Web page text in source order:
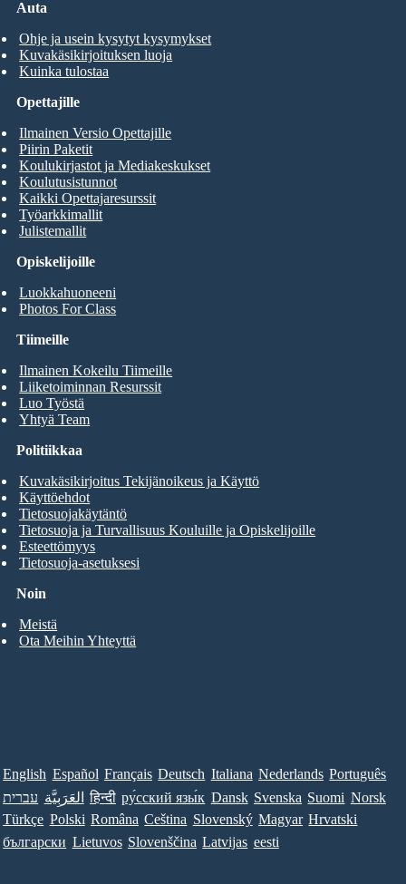
Auta
Ohje ja usein kysytyt kysymykset
Kuvakäsikirjoituksen luoja
Kuinka tulostaa
Opiskelijoille
Luokkahuoneeni
Photos For Class
Opettajille
Ilmainen Versio Opettajille
Piirin Paketit
Koulukirjastot ja Mediakeskukset
Koulutusistunnot
Kaikki Opettajaresurssit
Työarkkimallit
Julistemallit
Tiimeille
Ilmainen Kokeilu Tiimeille
Liiketoiminnan Resurssit
Luo Työstä
Yhtyä Team
Noin
Meistä
Ota Meihin Yhteyttä
Politiikkaa
Kuvakäsikirjoitus Tekijänoikeus ja Käyttö
Käyttöehdot
Tietosuojakäytäntö
Tietosuoja ja Turvallisuus Kouluille ja Opiskelijoille
Esteettömyys
Tietosuoja-asetuksesi
English Español Français Deutsch Italiana Nederlands Português
עברית العَرَبِيَّة हिन्दी ру́сский язы́к Dansk Svenska Suomi Norsk
Türkçe Polski Româna Ceština Slovenský Magyar Hrvatski
български Lietuvos Slovenščina Latvijas eesti